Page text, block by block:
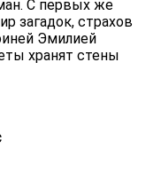
С первых же
загадок, страхов
Эмилией
хранят стены